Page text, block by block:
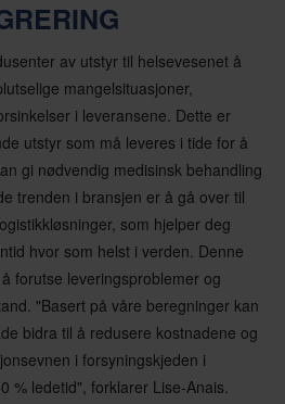
av utstyr til helsevesenet å
mangelsituasjoner,
i leveransene. Dette er
utstyr som må leveres i tide for å
gi nødvendig medisinsk behandling
trenden i bransjen er å gå over til
som hjelper deg
hvor som helst i verden. Denne
forutse leveringsproblemer og
"Basert på våre beregninger kan
bidra til å redusere kostnadene og
i forsyningskjeden i
% ledetid", forklarer Lise-Anais.